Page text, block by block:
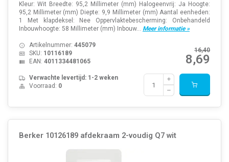
Kleur: Wit Breedte: 95,2 Millimeter (mm) Halogeenvrij: Ja Hoogte:
95,2 Millimeter (mm) Diepte: 9,9 Millimeter (mm) Aantal eenheden:
1 Met klapdeksel: Nee Oppervlaktebescherming: Onbehandeld
Inbouwhoogte: 58 Millimeter (mm) Inbouw... Meer informatie »
16,40
8,69
Artikelnummer: 445079
SKU: 10116189
EAN: 4011334481065
Verwachte levertijd: 1-2 weken
Voorraad: 0
Berker 10126189 afdekraam 2-voudig Q7 wit